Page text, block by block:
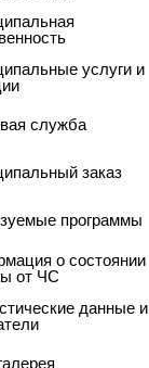
услуги и
служба
заказ
программы
о состоянии
от ЧС
данные и